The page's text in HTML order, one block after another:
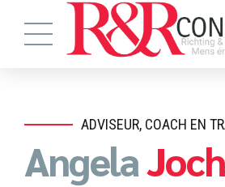
ADVISEUR, COACH EN
Angela